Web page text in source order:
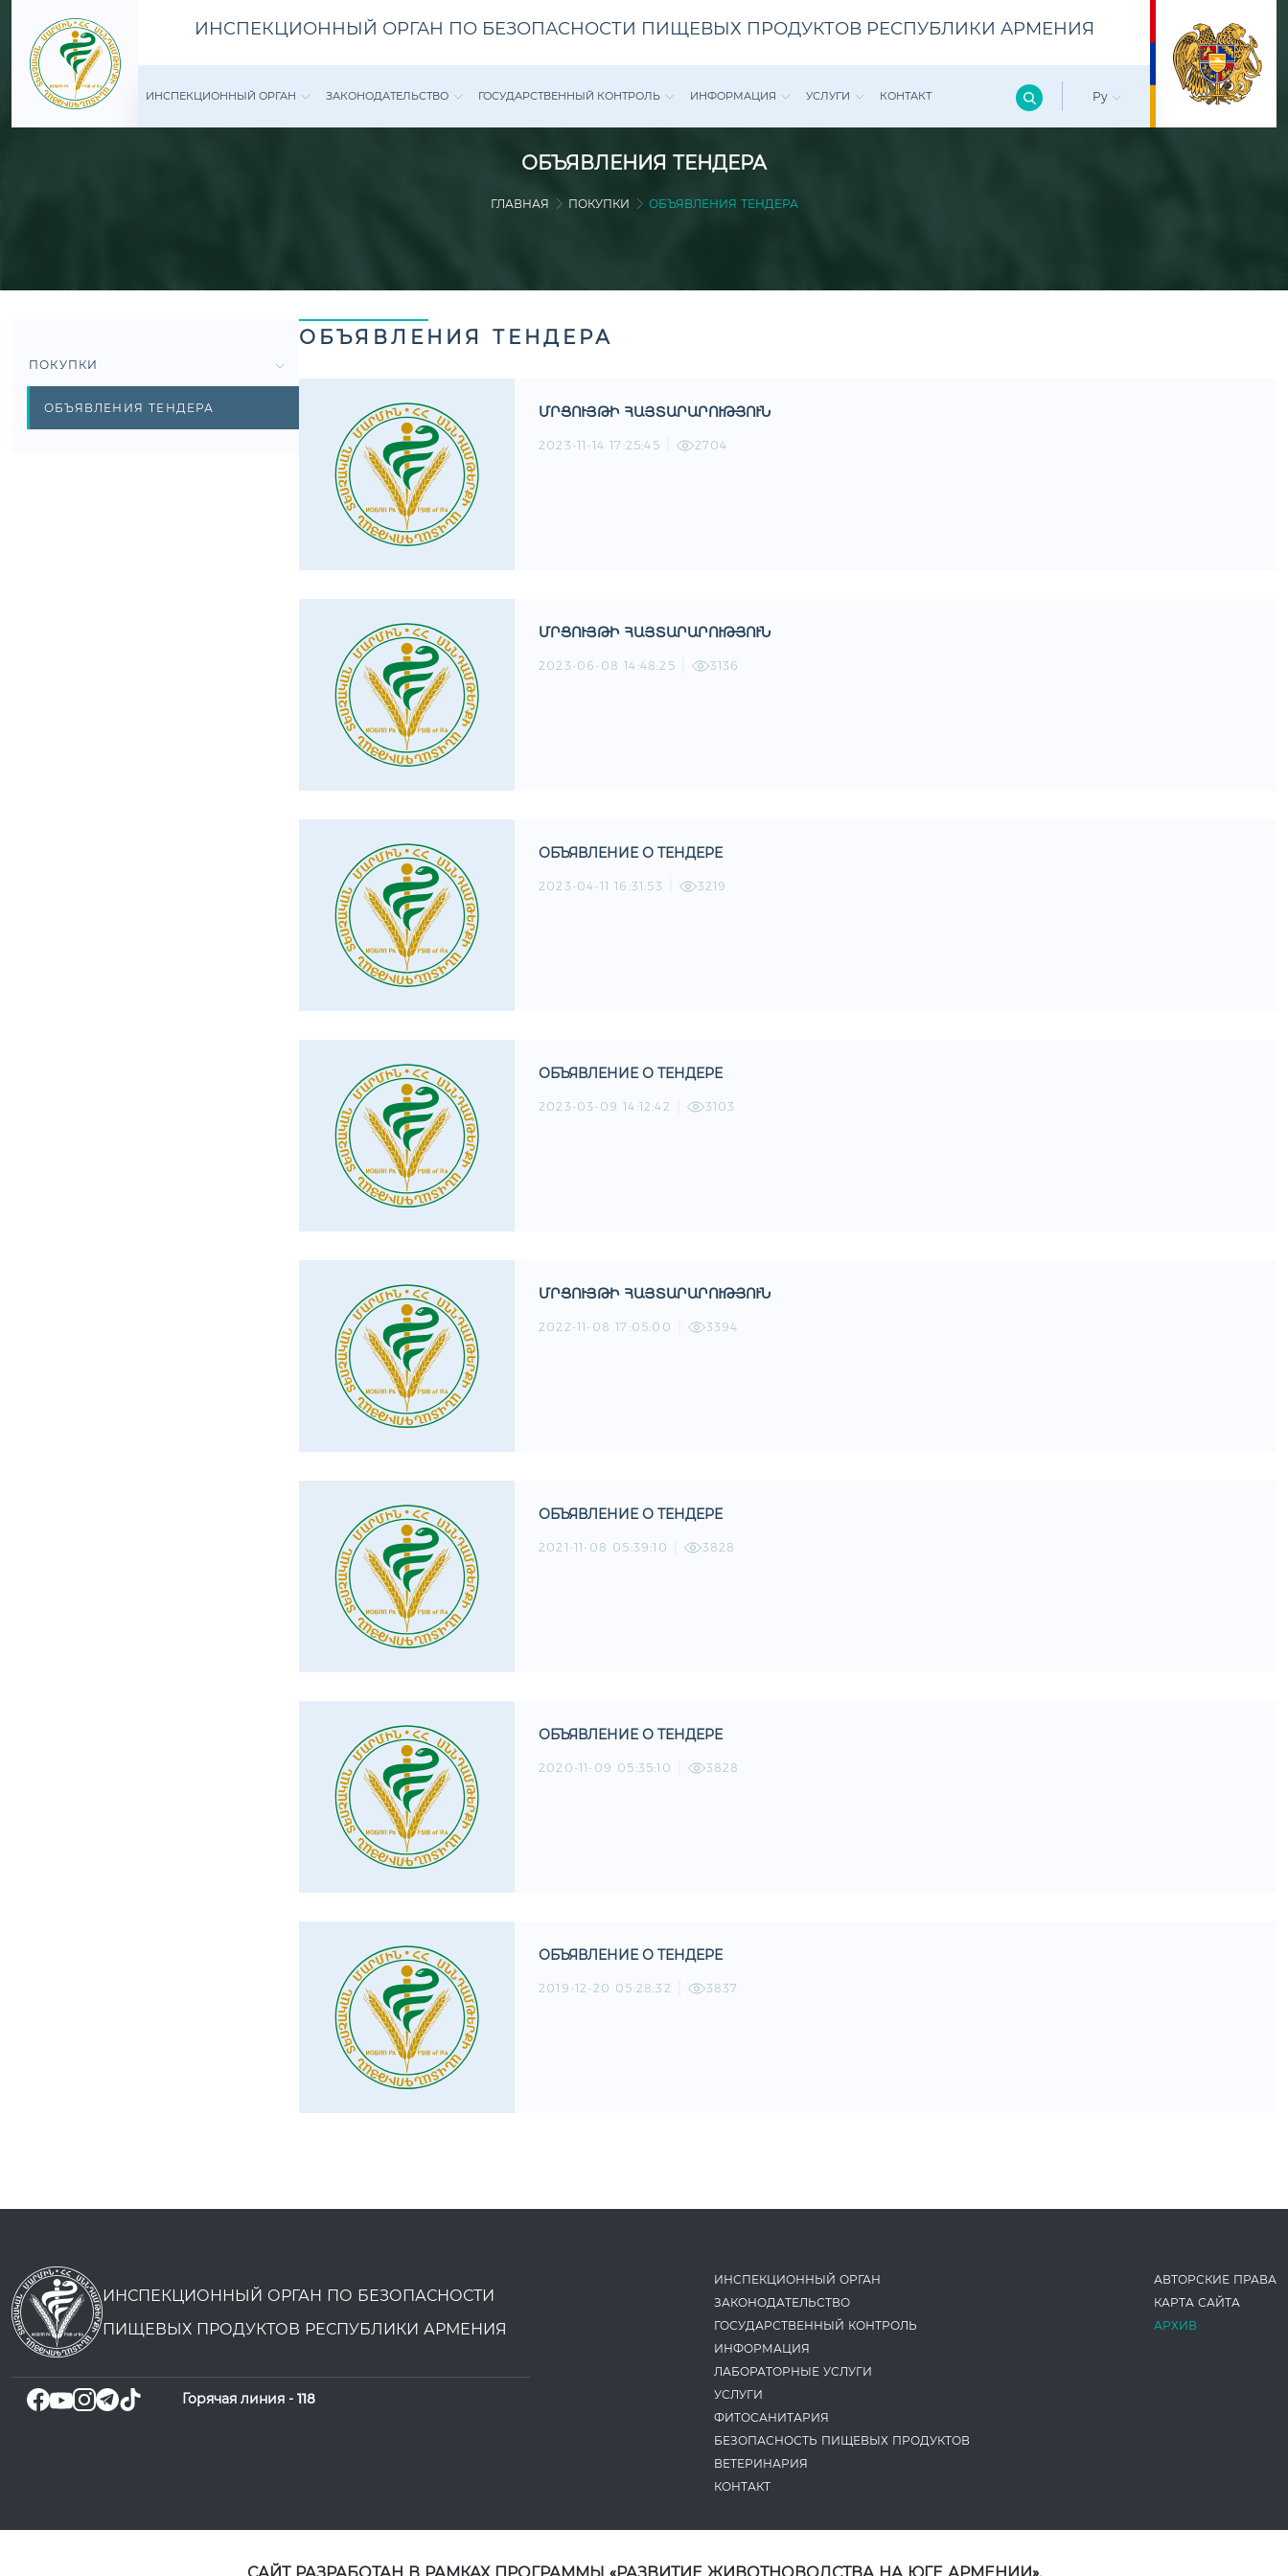
ИНСПЕКЦИОННЫЙ ОРГАН ПО БЕЗОПАСНОСТИ ПИЩЕВЫХ ПРОДУКТОВ РЕСПУБЛИКИ АРМЕНИЯ
ИНСПЕКЦИОННЫЙ ОРГАН ЗАКОНОДАТЕ­ЛЬСТВО ГОСУДАРСТВЕННЫЙ КОНТРОЛЬ ИНФОРМАЦИЯ УСЛУГИ КОНТАКТ Ру
ОБЪЯВЛЕНИЯ ТЕНДЕРА
ГЛАВНАЯ ПОКУПКИ ОБЪЯВЛЕНИЯ ТЕНДЕРА
ПОКУПКИ
ОБЪЯВЛЕНИЯ ТЕНДЕРА
ОБЪЯВЛЕНИЯ ТЕНДЕРА
ՄՐՑՈՒՅԹԻ ՀԱՅՏԱՐԱՐՈՒԹՅՈՒՆ
2023-11-14 17:25:45 2704
ՄՐՑՈՒՅԹԻ ՀԱՅՏԱՐԱՐՈՒԹՅՈՒՆ
2023-06-08 14:48:25 3136
ОБЪЯВЛЕНИЕ О ТЕНДЕРЕ
2023-04-11 16:31:53 3219
ОБЪЯВЛЕНИЕ О ТЕНДЕРЕ
2023-03-09 14:12:42 3103
ՄՐՑՈՒՅԹԻ ՀԱՅՏԱՐԱՐՈՒԹՅՈՒՆ
2022-11-08 17:05:00 3394
ОБЪЯВЛЕНИЕ О ТЕНДЕРЕ
2021-11-08 05:39:10 3828
ОБЪЯВЛЕНИЕ О ТЕНДЕРЕ
2020-11-09 05:35:10 3828
ОБЪЯВЛЕНИЕ О ТЕНДЕРЕ
2019-12-20 05:28:32 3837
ИНСПЕКЦИОННЫЙ ОРГАН ПО БЕЗОПАСНОСТИ
ПИЩЕВЫХ ПРОДУКТОВ РЕСПУБЛИКИ АРМЕНИЯ
Горячая линия - 118
ИНСПЕКЦИОННЫЙ ОРГАН
ЗАКОНОДАТЕ­ЛЬСТВО
ГОСУДАРСТВЕННЫЙ КОНТРОЛЬ
ИНФОРМАЦИЯ
ЛАБОРАТОРНЫЕ УСЛУГИ
УСЛУГИ
ФИТОСАНИТАРИЯ
БЕЗОПАСНОСТЬ ПИЩЕВЫХ ПРОДУКТОВ
ВЕТЕРИНАРИЯ
КОНТАКТ
АВТОРСКИЕ ПРАВА
КАРТА САЙТА
АРХИВ